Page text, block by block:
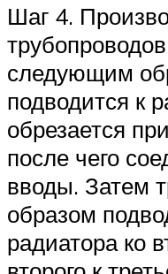
Шаг 4.
следующим
подводится к
обрезается
после чего
вводы. Затем
образом
радиатора ко